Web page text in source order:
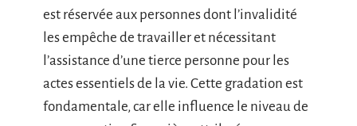
est réservée aux personnes dont l’invalidité
les empêche de travailler et nécessitant
l’assistance d’une tierce personne pour les
actes essentiels de la vie. Cette gradation est
fondamentale, car elle influence le niveau de